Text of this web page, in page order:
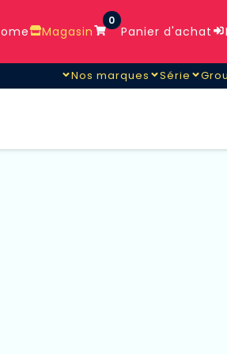
Magasin
0
Panier d'achat
Nos marques Série